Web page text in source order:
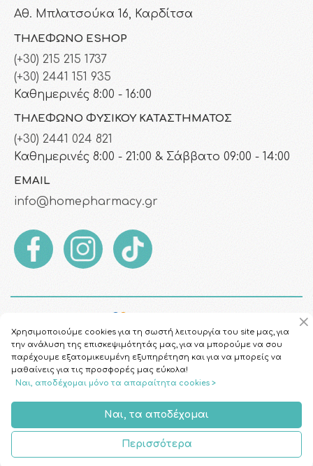
Αθ. Μπλατσούκα 16, Καρδίτσα
ΤΗΛΈΦΩΝΟ ESHOP
(+30) 215 215 1737
(+30) 2441 151 935
Καθημερινές 8:00 - 16:00
ΤΗΛΈΦΩΝΟ ΦΥΣΙΚΟΎ ΚΑΤΑΣΤΉΜΑΤΟΣ
(+30) 2441 024 821
Καθημερινές 8:00 - 21:00 & Σάββατο 09:00 - 14:00
EMAIL
info@homepharmacy.gr
Χρησιμοποιούμε cookies για τη σωστή λειτουργία του site μας, για
την ανάλυση της επισκεψιμότητάς μας, για να μπορούμε να σου
παρέχουμε εξατομικευμένη εξυπηρέτηση και για να μπορείς να
μαθαίνεις για τις προσφορές μας εύκολα!
Ναι, αποδέχομαι μόνο τα απαραίτητα cookies >
Ναι, τα αποδέχομαι
Περισσότερα